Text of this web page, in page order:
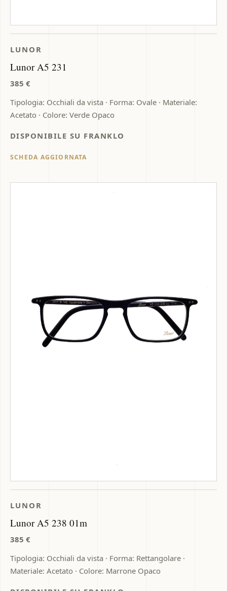
LUNOR
Lunor A5 231
385 €
Tipologia: Occhiali da vista · Forma: Ovale · Materiale:
Acetato · Colore: Verde Opaco
DISPONIBILE SU FRANKLO
SCHEDA AGGIORNATA
LUNOR
Lunor A5 238 01m
385 €
Tipologia: Occhiali da vista · Forma: Rettangolare ·
Materiale: Acetato · Colore: Marrone Opaco